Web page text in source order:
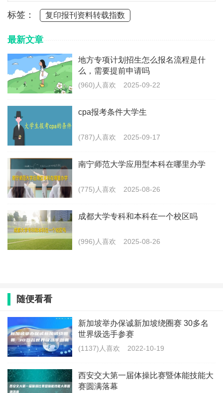
标签： 复印报刊资料转载指数
最新文章
地方专项计划招生怎么报名流程是什
么，需要提前申请吗
(960)人喜欢 2025-09-22
cpa报考条件大学生
(787)人喜欢 2025-09-17
南宁师范大学应用型本科在哪里办学
(775)人喜欢 2025-08-26
成都大学专科和本科在一个校区吗
(996)人喜欢 2025-08-26
随便看看
新加坡举办保诚新加坡绕圈赛 30多名
世界级选手参赛
(1137)人喜欢 2022-10-19
西安交大第一届体操比赛暨体能技能大
赛圆满落幕